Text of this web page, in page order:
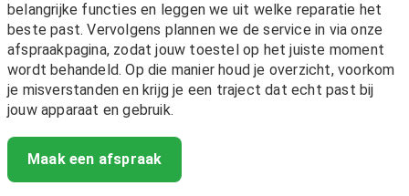
belangrijke functies en leggen we uit welke reparatie het
beste past. Vervolgens plannen we de service in via onze
afspraakpagina, zodat jouw toestel op het juiste moment
wordt behandeld. Op die manier houd je overzicht, voorkom
je misverstanden en krijg je een traject dat echt past bij
jouw apparaat en gebruik.
Maak een afspraak